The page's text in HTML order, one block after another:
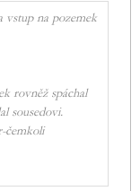
vstup na pozemek
rovněž spáchal
sousedovi.
čemkoli